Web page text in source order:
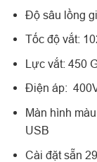
Độ sâu lồng
Tốc độ vắt:
Lực vắt: 450
Điện áp:
Màn hình
USB
Cài đặt sẵn